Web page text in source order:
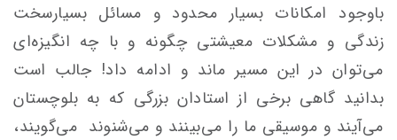
باوجود امکانات بسیار محدود و مسائل بسیارسخت
زندگی و مشکلات معیشتی چگونه و با چه انگیزه‌ای
می‌توان در این مسیر ماند و ادامه داد! جالب است
بدانید گاهی برخی از استادان بزرگی که به بلوچستان
می‌آیند و موسیقی ما را می‌بینند و می‌شنوند می‌گویند،